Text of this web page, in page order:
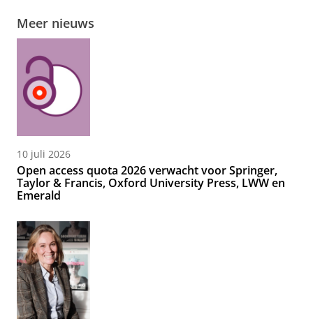
Meer nieuws
10 juli 2026
Open access quota 2026 verwacht voor Springer,
Taylor & Francis, Oxford University Press, LWW en
Emerald